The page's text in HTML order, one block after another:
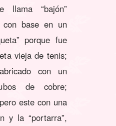
llama “bajón”
base en un
porque fue
vieja de tenis;
con un
de cobre;
este con una
y la “portarra”,